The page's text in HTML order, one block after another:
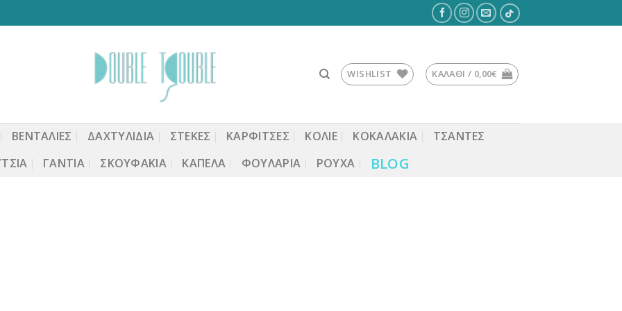
WISHLIST ΚΑΛΆΘΙ / 0,00€
ΒΕΝΤΆΛΙΕΣ ΔΑΧΤΥΛΙΔΙΑ ΣΤΈΚΕΣ ΚΑΡΦΙΤΣΕΣ ΚΟΛΙΕ ΚΟΚΑΛΆΚΙΑ
ΤΣΆΝΤΕΣ
ΓΆΝΤΙΑ ΣΚΟΥΦΆΚΙΑ ΚΑΠΈΛΑ ΦΟΥΛΆΡΙΑ ΡΟΎΧΑ BLOG